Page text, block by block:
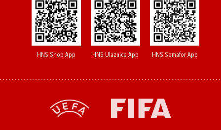
HNS Shop App HNS Ulaznice App HNS Semafor App